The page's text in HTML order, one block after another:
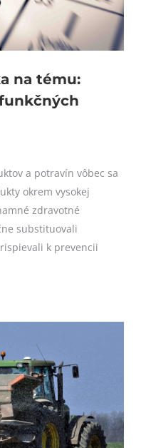
na tému:
a potravín vôbec sa
okrem vysokej
zdravotné
substituovali
k prevencii